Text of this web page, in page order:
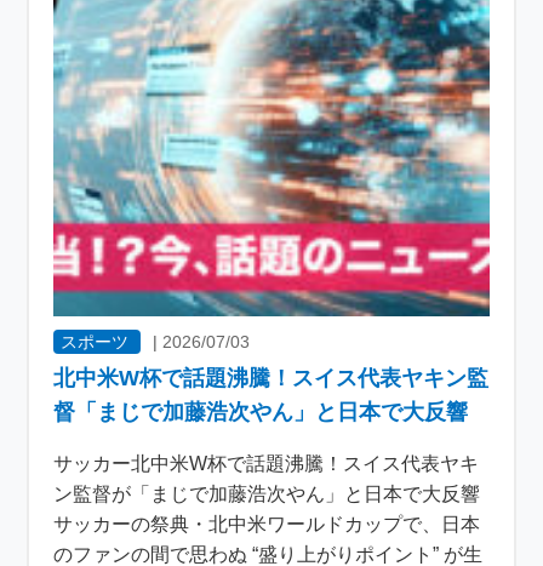
スポーツ |2026/07/03
北中米W杯で話題沸騰！スイス代表ヤキン監
督「まじで加藤浩次やん」と日本で大反響
サッカー北中米W杯で話題沸騰！スイス代表ヤキ
ン監督が「まじで加藤浩次やん」と日本で大反響
サッカーの祭典・北中米ワールドカップで、日本
のファンの間で思わぬ “盛り上がりポイント” が生